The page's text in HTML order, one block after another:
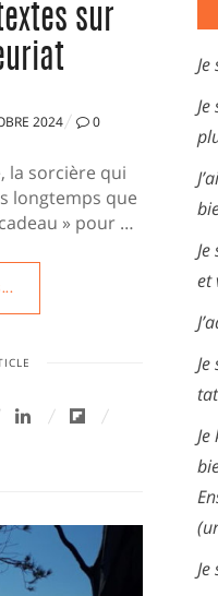
sur
2024 0
la sorcière qui
longtemps que
» pour …
et